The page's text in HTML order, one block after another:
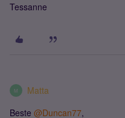
Tessanne
M Matta
Beste @Duncan77,